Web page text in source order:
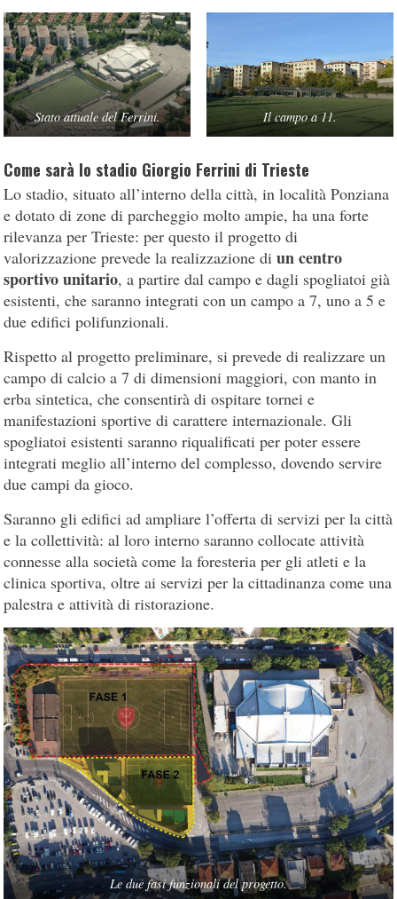
Stato attuale del Ferrini. Il campo a 11.
Come sarà lo stadio Giorgio Ferrini di Trieste
Lo stadio, situato all’interno della città, in località Ponziana
e dotato di zone di parcheggio molto ampie, ha una forte
rilevanza per Trieste: per questo il progetto di
valorizzazione prevede la realizzazione diun centro
sportivo unitario, a partire dal campo e dagli spogliatoi già
esistenti, che saranno integrati con un campo a 7, uno a 5 e
due edifici polifunzionali.
Rispetto al progetto preliminare, si prevede di realizzare un
campo di calcio a 7 di dimensioni maggiori, con manto in
erba sintetica, che consentirà di ospitare tornei e
manifestazioni sportive di carattere internazionale. Gli
spogliatoi esistenti saranno riqualificati per poter essere
integrati meglio all’interno del complesso, dovendo servire
due campi da gioco.
Saranno gli edifici ad ampliare l’offerta di servizi per la città
e la collettività: al loro interno saranno collocate attività
connesse alla società come la foresteria per gli atleti e la
clinica sportiva, oltre ai servizi per la cittadinanza come una
palestra e attività di ristorazione.
Le due fasi funzionali del progetto.